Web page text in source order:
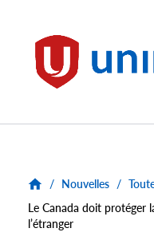
Unifor
/ Nouvelles /
Le Canada doit protéger
l’étranger